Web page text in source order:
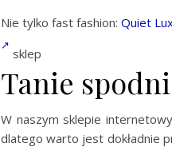
Nie tylko fast fashion: Quiet
sklep
Tanie
W naszym sklepie
dlatego warto jest dokładnie